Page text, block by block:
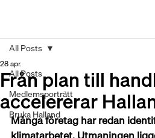
All Posts
Medlemsporträtt
Bruka Halland
All Posts
Från plan till
accelererar
28 apr.
Många företag har redan